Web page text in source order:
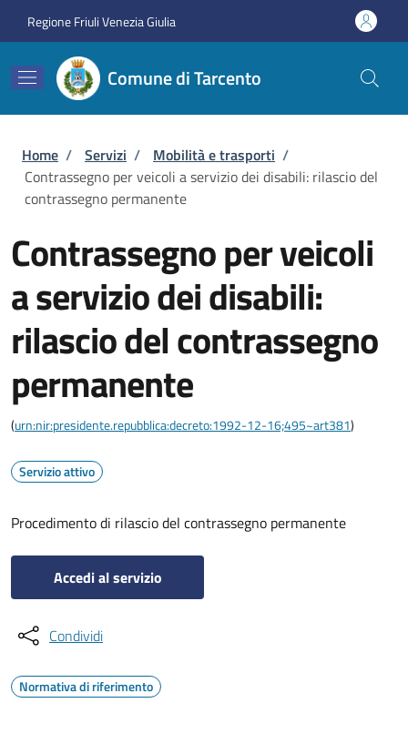
Regione Friuli Venezia Giulia
Comune di Tarcento
Briciole di pane
Home / Servizi / Mobilità e trasporti /
Contrassegno per veicoli a servizio dei disabili: rilascio del
contrassegno permanente
Contrassegno per veicoli
a servizio dei disabili:
rilascio del contrassegno
permanente
(urn:nir:presidente.repubblica:decreto:1992-12-16;495~art381)
Servizio attivo
Procedimento di rilascio del contrassegno permanente
Accedi al servizio
Condividi
Normativa di riferimento